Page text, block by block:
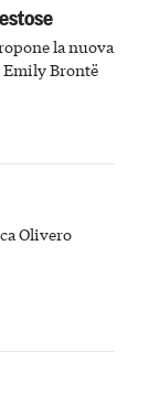
la nuova
Brontë
Olivero